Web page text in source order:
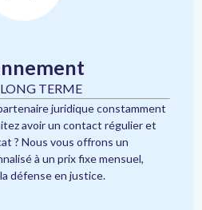
TERME
juridique constamment
avoir un contact régulier et
? Nous vous offrons un
à un prix fixe mensuel,
défense en justice.